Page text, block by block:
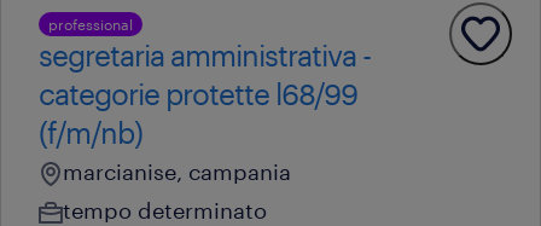
professional
segretaria amministrativa -
categorie protette l68/99
(f/m/nb)
marcianise, campania
tempo determinato